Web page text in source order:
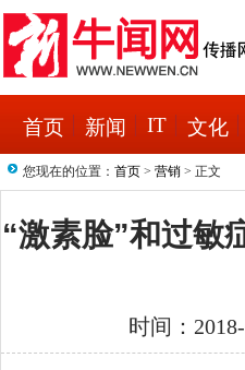
首页 新闻 IT 文化
您现在的位置： 首页 > 营销 > 正文
“激素脸”和过敏
时间：